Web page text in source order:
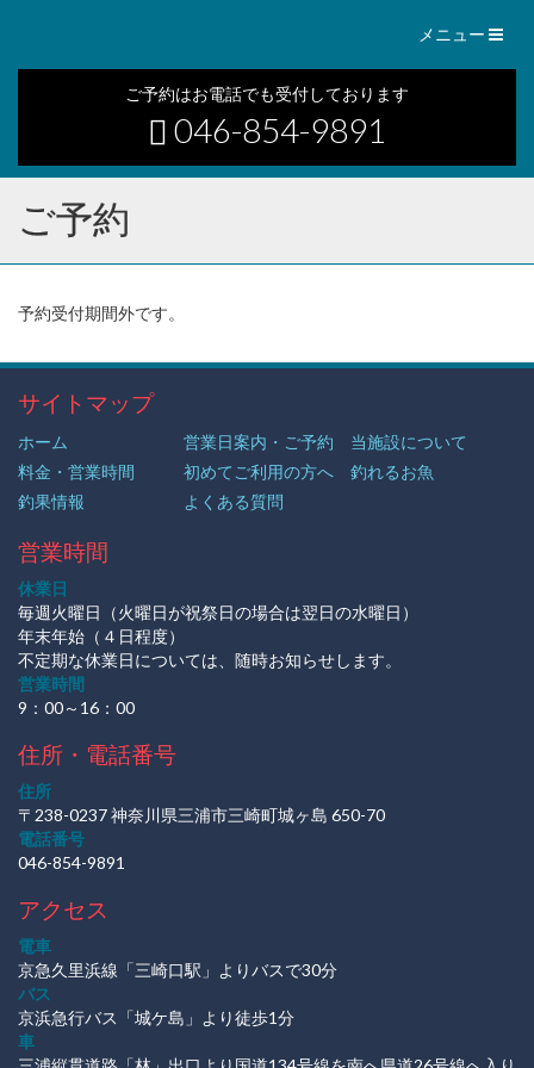
メニュー
ご予約はお電話でも受付しております
046-854-9891
ご予約
予約受付期間外です。
サイトマップ
ホーム 営業日案内・ご予約
当施設について
料金・営業時間
初めてご利用の方へ
釣れるお魚
釣果情報
よくある質問
営業時間
休業日
毎週火曜日（火曜日が祝祭日の場合は翌日の水曜日）
年末年始（４日程度）
不定期な休業日については、随時お知らせします。
営業時間
9：00～16：00
住所・電話番号
住所
〒238-0237 神奈川県三浦市三崎町城ヶ島 650-70
電話番号
046-854-9891
アクセス
電車
京急久里浜線「三崎口駅」よりバスで30分
バス
京浜急行バス「城ケ島」より徒歩1分
車